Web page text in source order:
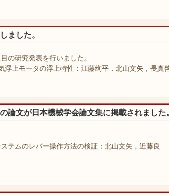
ました。
の研究発表を行いました。
浮上モータの浮上特性：江藤絢平，北山文矢，長真
論文が日本機械学会論文集に掲載されました
テムのレバー操作方法の検証：北山文矢，近藤良